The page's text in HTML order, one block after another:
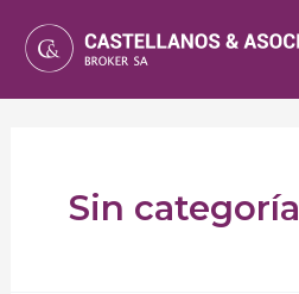
Sin categoría